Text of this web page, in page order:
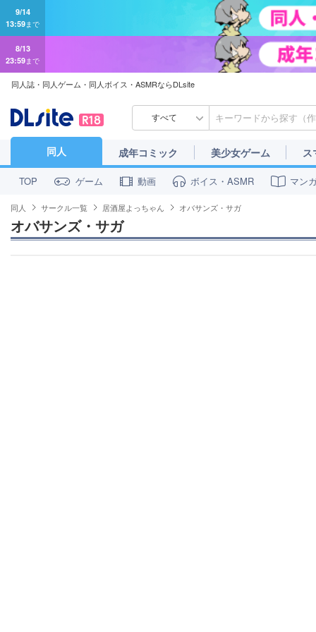
8/13
23:59まで
同人誌・同人ゲーム・同人ボイス・ASMRならDLsite
すべて
同人 成年コミック 美少女ゲーム ス
TOP ゲーム 動画 ボイス・ASMR マン
同人 サークル一覧 居酒屋よっちゃん オバサンズ・サガ
オバサンズ・サガ